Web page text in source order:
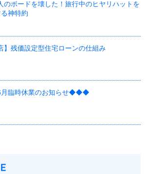
のボードを壊した！旅行中のヒヤリハットを
神特約
】残価設定型住宅ローンの仕組み
臨時休業のお知らせ◆◆◆